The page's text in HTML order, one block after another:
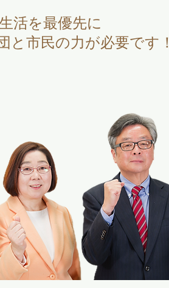
活を最優先に
と市民の力が必要です！